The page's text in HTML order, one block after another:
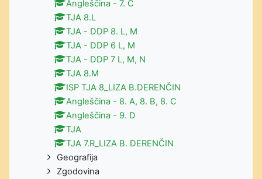
Angleščina - 7. C
TJA 8.L
TJA - DDP 8. L, M
TJA - DDP 6 L, M
TJA - DDP 7 L, M, N
TJA 8.M
ISP TJA 8_LIZA B.DERENČIN
Angleščina - 8. A, 8. B, 8. C
Angleščina - 9. D
TJA
TJA 7.R_LIZA B. DERENČIN
Geografija
Zgodovina